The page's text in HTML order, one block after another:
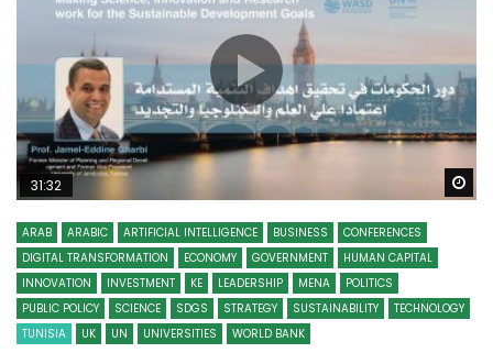
31:32
ARAB ARABIC ARTIFICIAL INTELLIGENCE BUSINESS
CONFERENCES
DIGITAL TRANSFORMATION
ECONOMY GOVERNMENT
HUMAN CAPITAL
INNOVATION
INVESTMENT KE LEADERSHIP MENA
POLITICS
PUBLIC POLICY
SCIENCE SDGS STRATEGY SUSTAINABILITY
TECHNOLOGY
TUNISIA
UK UN UNIVERSITIES WORLD BANK